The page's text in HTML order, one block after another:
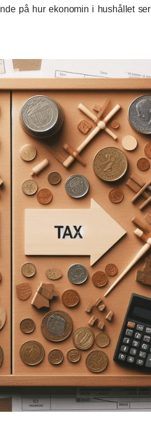
på hur ekonomin i hushållet ser